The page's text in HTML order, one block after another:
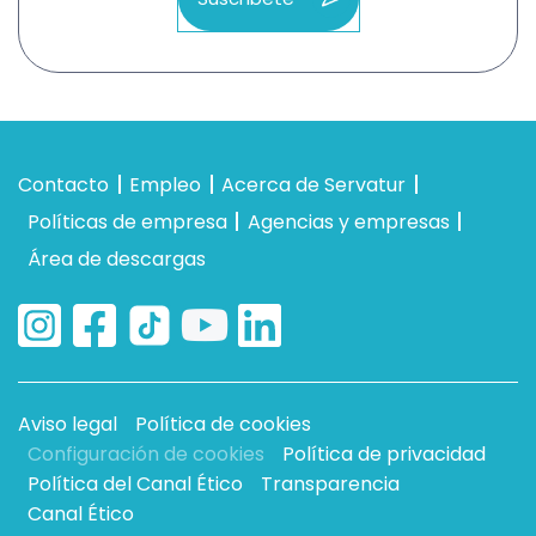
Contacto Empleo
Acerca de Servatur
Políticas de empresa
Agencias y empresas
Área de descargas
Aviso legal
Política de cookies
Configuración de cookies
Política de privacidad
Política del Canal Ético
Transparencia
Canal Ético